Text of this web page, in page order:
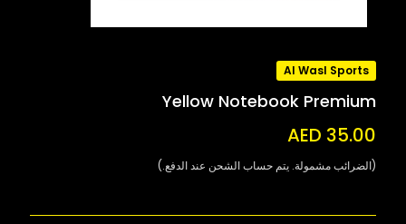
Al Wasl Sports
Yellow Notebook Premium
AED 35.00
(الضرائب مشمولة. يتم حساب الشحن عند الدفع.)